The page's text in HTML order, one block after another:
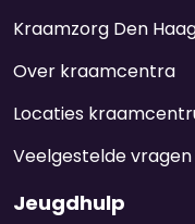
Kraamzorg Den
Over kraamcentra
Locaties
Veelgestelde vragen
Jeugdhulp